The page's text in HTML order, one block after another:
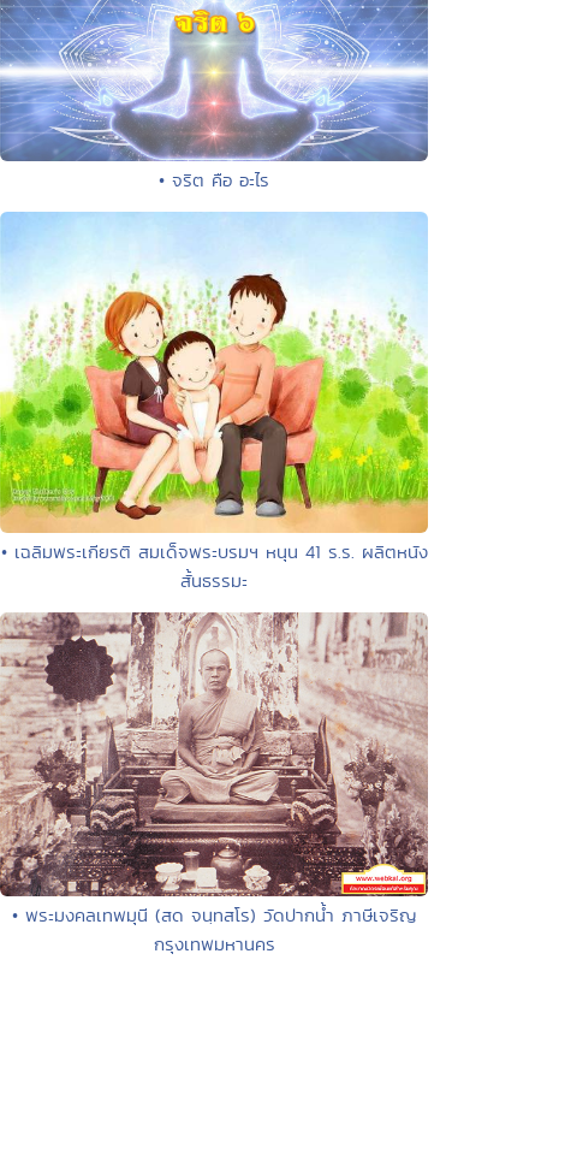
• จริต คือ อะไร
• เฉลิมพระเกียรติ สมเด็จพระบรมฯ หนุน 41 ร.ร. ผลิตหนัง
สั้นธรรมะ
• พระมงคลเทพมุนี (สด จนฺทสโร) วัดปากน้ำ ภาษีเจริญ
กรุงเทพมหานคร